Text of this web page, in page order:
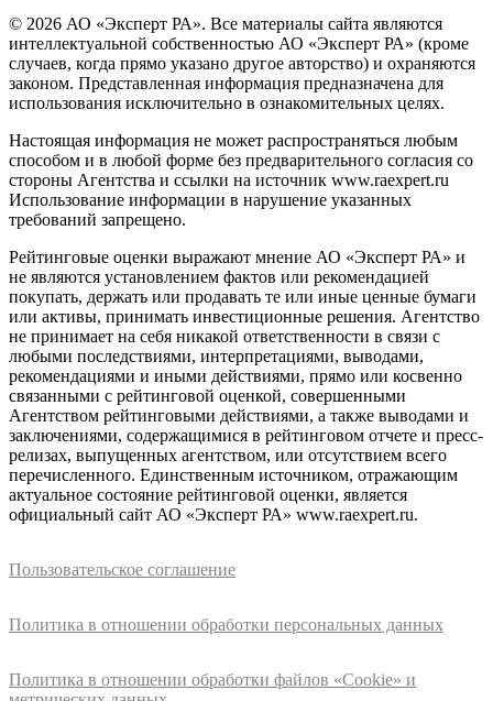
© 2026 АО «Эксперт РА». Все материалы сайта являются
интеллектуальной собственностью АО «Эксперт РА» (кроме
случаев, когда прямо указано другое авторство) и охраняются
законом. Представленная информация предназначена для
использования исключительно в ознакомительных целях.
Настоящая информация не может распространяться любым
способом и в любой форме без предварительного согласия со
стороны Агентства и ссылки на источник www.raexpert.ru
Использование информации в нарушение указанных
требований запрещено.
Рейтинговые оценки выражают мнение АО «Эксперт РА» и
не являются установлением фактов или рекомендацией
покупать, держать или продавать те или иные ценные бумаги
или активы, принимать инвестиционные решения. Агентство
не принимает на себя никакой ответственности в связи с
любыми последствиями, интерпретациями, выводами,
рекомендациями и иными действиями, прямо или косвенно
связанными с рейтинговой оценкой, совершенными
Агентством рейтинговыми действиями, а также выводами и
заключениями, содержащимися в рейтинговом отчете и пресс-
релизах, выпущенных агентством, или отсутствием всего
перечисленного. Единственным источником, отражающим
актуальное состояние рейтинговой оценки, является
официальный сайт АО «Эксперт РА» www.raexpert.ru.
Пользовательское соглашение
Политика в отношении обработки персональных данных
Политика в отношении обработки файлов «Cookie» и